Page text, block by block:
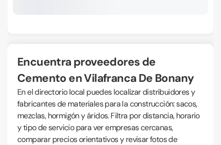
Encuentra proveedores de
Cemento en Vilafranca De Bonany
En el directorio local puedes localizar distribuidores y
fabricantes de materiales para la construcción: sacos,
mezclas, hormigón y áridos. Filtra por distancia, horario
y tipo de servicio para ver empresas cercanas,
comparar precios orientativos y revisar fotos de